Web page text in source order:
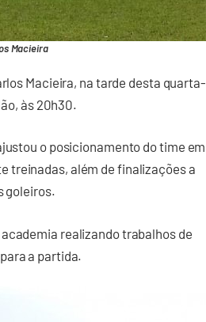
Macieira
Macieira, na tarde desta quarta-
às 20h30.
o posicionamento do time em
treinadas, além de finalizações a
goleiros.
realizando trabalhos de
a partida.